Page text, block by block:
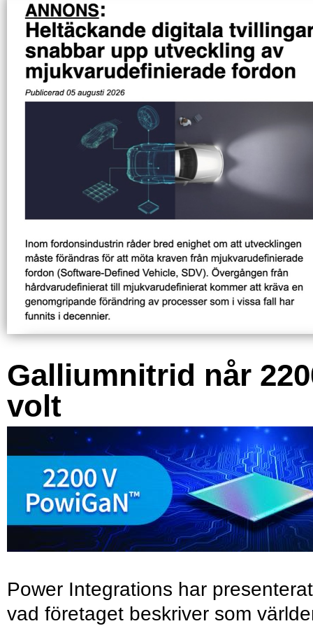
Galliumnitrid når
volt
Power Integrations har presenterat
vad företaget beskriver som